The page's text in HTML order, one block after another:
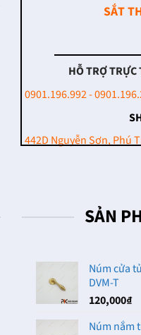
SẮT
HỖ TRỢ
0901.196.992 -
442D Nguyễn Sơn, Phú
SẢN
Núm cửa
DVM-T
120,000₫
Núm nắm